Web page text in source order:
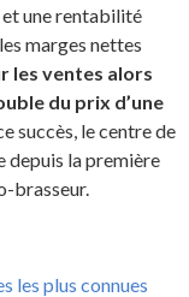
une rentabilité
marges nettes
les ventes alors
du prix d’une
succès, le centre de
depuis la première
brasseur.
les plus connues